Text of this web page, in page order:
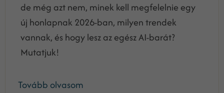
de még azt nem, minek kell megfelelnie egy
új honlapnak 2026-ban, milyen trendek
vannak, és hogy lesz az egész AI-barát?
Mutatjuk!
Tovább olvasom